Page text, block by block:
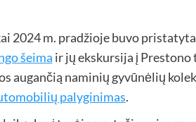
2024 m. pradžioje buvo
šeima ir jų ekskursija į Prestono
augančią naminių gyvūnėlių
palyginimas.